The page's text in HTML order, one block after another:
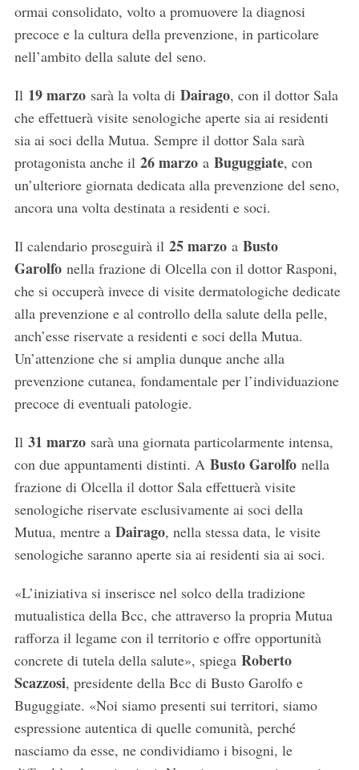
ormai consolidato, volto a promuovere la diagnosi
precoce e la cultura della prevenzione, in particolare
nell’ambito della salute del seno.
Il 19 marzosarà la volta di Dairago, con il dottor Sala
che effettuerà visite senologiche aperte sia ai residenti
sia ai soci della Mutua. Sempre il dottor Sala sarà
protagonista anche il 26 marzoa Buguggiate, con
un’ulteriore giornata dedicata alla prevenzione del seno,
ancora una volta destinata a residenti e soci.
Il calendario proseguirà il 25 marzoa Busto
Garolfonella frazione di Olcella con il dottor Rasponi,
che si occuperà invece di visite dermatologiche dedicate
alla prevenzione e al controllo della salute della pelle,
anch’esse riservate a residenti e soci della Mutua.
Un’attenzione che si amplia dunque anche alla
prevenzione cutanea, fondamentale per l’individuazione
precoce di eventuali patologie.
Il 31 marzosarà una giornata particolarmente intensa,
con due appuntamenti distinti. A Busto Garolfonella
frazione di Olcella il dottor Sala effettuerà visite
senologiche riservate esclusivamente ai soci della
Mutua, mentre a Dairago, nella stessa data, le visite
senologiche saranno aperte sia ai residenti sia ai soci.
«L’iniziativa si inserisce nel solco della tradizione
mutualistica della Bcc, che attraverso la propria Mutua
rafforza il legame con il territorio e offre opportunità
concrete di tutela della salute», spiega Roberto
Scazzosi, presidente della Bcc di Busto Garolfo e
Buguggiate. «Noi siamo presenti sui territori, siamo
espressione autentica di quelle comunità, perché
nasciamo da esse, ne condividiamo i bisogni, le